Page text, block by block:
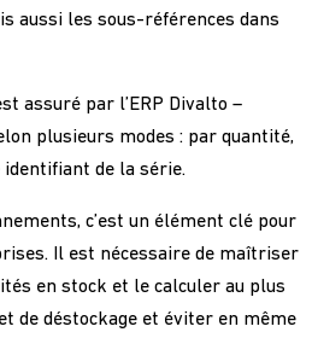
aussi les sous-références dans
assuré par l’ERP Divalto –
plusieurs modes : par quantité,
identifiant de la série.
c’est un élément clé pour
Il est nécessaire de maîtriser
en stock et le calculer au plus
de déstockage et éviter en même